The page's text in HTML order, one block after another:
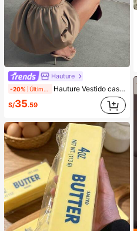
Hauture
-20% Hauture Vestido casual y sexy para oficina con cuello cuadrado, delantal frontal y bolsillos, con espalda abierta con tirantes
S/35.59